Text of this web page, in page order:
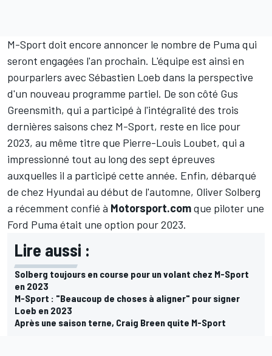
M-Sport doit encore annoncer le nombre de Puma qui
seront engagées l'an prochain. L'équipe est ainsi en
pourparlers avec Sébastien Loeb dans la perspective
d'un nouveau programme partiel. De son côté Gus
Greensmith, qui a participé à l'intégralité des trois
dernières saisons chez M-Sport, reste en lice pour
2023, au même titre que Pierre-Louis Loubet, qui a
impressionné tout au long des sept épreuves
auxquelles il a participé cette année. Enfin, débarqué
de chez Hyundai au début de l'automne, Oliver Solberg
a récemment confié à Motorsport.comque piloter une
Ford Puma était une option pour 2023.
Lire aussi :
Solberg toujours en course pour un volant chez M-Sport
en 2023
M-Sport : "Beaucoup de choses à aligner" pour signer
Loeb en 2023
Après une saison terne, Craig Breen quite M-Sport